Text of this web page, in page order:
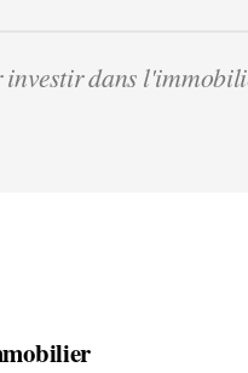
dans